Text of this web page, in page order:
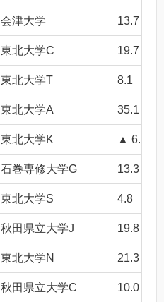
会津大学 13.7
東北大学C 19.7
東北大学T 8.1
東北大学A 35.1
東北大学K ▲ 6.4
石巻専修大学G 13.3
東北大学S 4.8
秋田県立大学J 19.8
東北大学N 21.3
秋田県立大学C 10.0